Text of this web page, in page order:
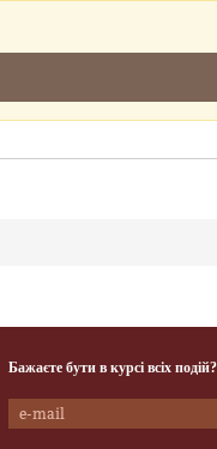
Наша Команда
Бажаєте бути в курсі всіх подій?